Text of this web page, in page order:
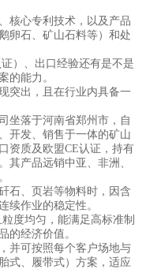
心专利技术，以及产品
卵石、矿山石料等）和处
）、出口经验还有是不是
的能力。
出，且在行业内具备一
落于河南省郑州市，自
开发、销售于一体的矿山
资质及欧盟CE认证，持有
其产品远销中亚、非洲、
、页岩等物料时，因含
续作业的稳定性。
度均匀，能满足高标准制
的经济价值。
可按照每个客户场地与
式、履带式）方案，适应